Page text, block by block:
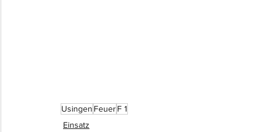
Usingen FeuerF 1
Einsatz